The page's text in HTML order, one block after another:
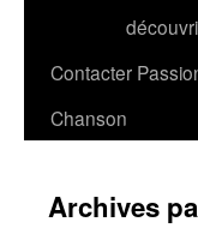
Contacter
Chanson
Archives